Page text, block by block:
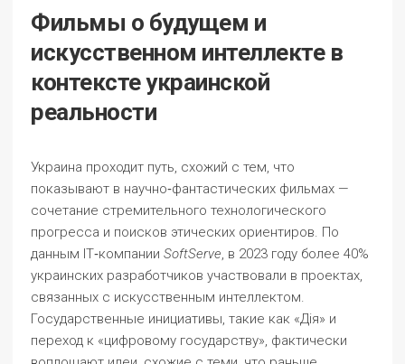
Фильмы о будущем и
искусственном интеллекте в
контексте украинской
реальности
Украина проходит путь, схожий с тем, что
показывают в научно‑фантастических фильмах —
сочетание стремительного технологического
прогресса и поисков этических ориентиров. По
данным IT‑компании SoftServe, в 2023 году более 40%
украинских разработчиков участвовали в проектах,
связанных с искусственным интеллектом.
Государственные инициативы, такие как «Дія» и
переход к «цифровому государству», фактически